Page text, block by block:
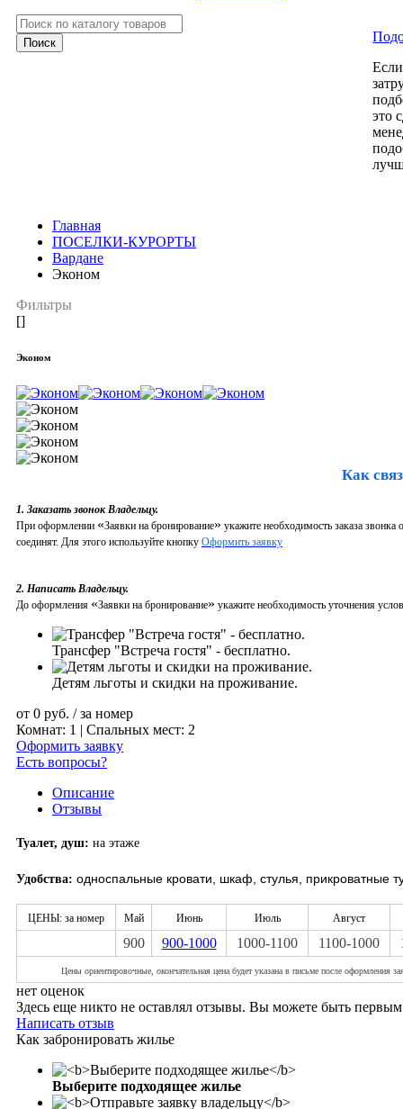
это
Главная
ПОСЕЛКИ-КУРОРТЫ
Вардане
Эконом
Фильтры
[]
Эконом
Как
1. Заказать звонок Владельцу.
При оформлении «Заявки на бронирование» укажите необходимость заказа звонка
соединят. Для этого используйте кнопку Оформить заявку
2. Написать Владельцу.
До оформления «Заявки на бронирование» укажите необходимость уточнения
Трансфер "Встреча гостя" - бесплатно.
Детям льготы и скидки на проживание.
от 0 руб. / за номер
Комнат: 1 | Спальных мест: 2
Оформить заявку
Есть вопросы?
Описание
Отзывы
Туалет, душ: на этаже
Удобства: односпальные кровати, шкаф, стулья, прикроватные
ЦЕНЫ: за номер Май Июнь Июль Август
900 900-1000 1000-1100 1100-1000
Цены ориентировочные, окончательная цена будет указана в письме после оформления
нет оценок
Здесь еще никто не оставлял отзывы. Вы можете быть первым
Написать отзыв
Как забронировать жилье
Выберите подходящее жилье